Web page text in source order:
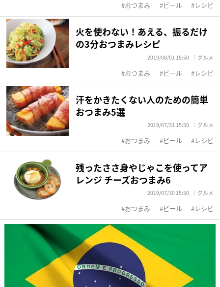
おつまみ ビール レシピ
火を使わない！あえる、振るだけ
の3分おつまみレシピ
2019/08/01 15:50 グルメ
おつまみ ビール レシピ
汗をかきたくない人のための簡単
おつまみ5選
2019/07/31 15:50 グルメ
おつまみ ビール レシピ
残ったささ身やじゃこを使ってア
レンジ チーズおつまみ6
2019/07/30 15:50 グルメ
おつまみ ビール レシピ